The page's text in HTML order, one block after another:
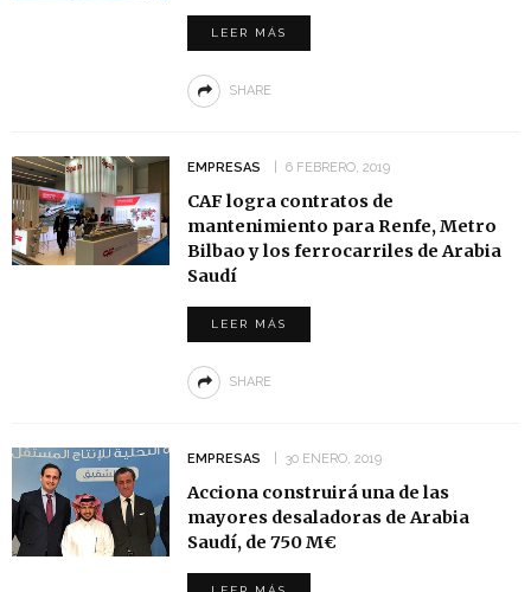
LEER MÁS
SHARE
EMPRESAS 6 FEBRERO, 2019
CAF logra contratos de
mantenimiento para Renfe, Metro
Bilbao y los ferrocarriles de Arabia
Saudí
LEER MÁS
SHARE
EMPRESAS 30 ENERO, 2019
Acciona construirá una de las
mayores desaladoras de Arabia
Saudí, de 750 M€